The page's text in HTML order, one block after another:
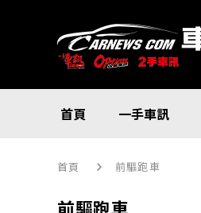
首頁 一手車訊
首頁 前驅跑車
前驅跑車